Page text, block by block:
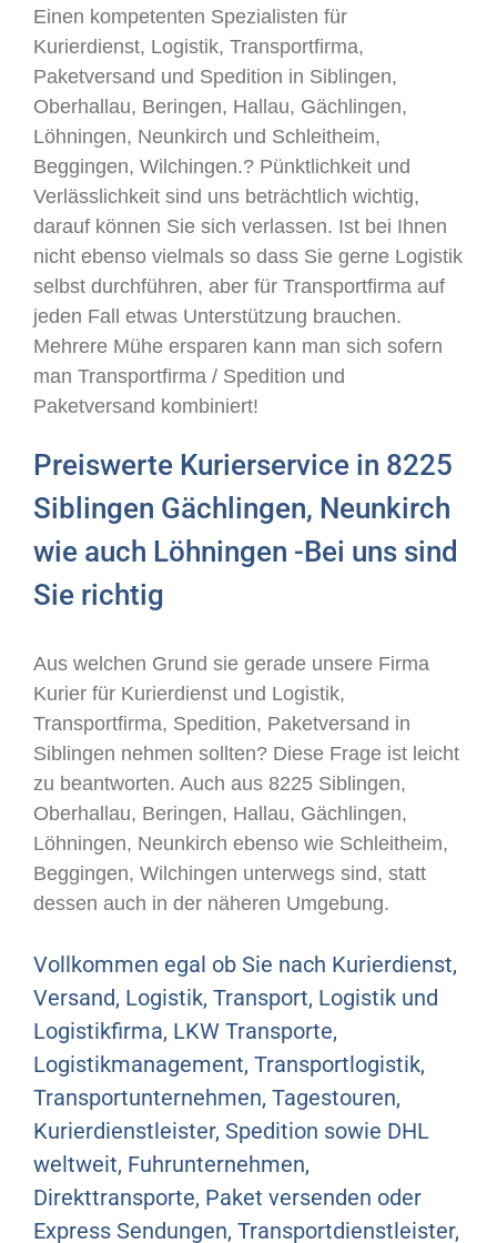
Einen kompetenten Spezialisten für
Kurierdienst, Logistik, Transportfirma,
Paketversand und Spedition in Siblingen,
Oberhallau, Beringen, Hallau, Gächlingen,
Löhningen, Neunkirch und Schleitheim,
Beggingen, Wilchingen.? Pünktlichkeit und
Verlässlichkeit sind uns beträchtlich wichtig,
darauf können Sie sich verlassen. Ist bei Ihnen
nicht ebenso vielmals so dass Sie gerne Logistik
selbst durchführen, aber für Transportfirma auf
jeden Fall etwas Unterstützung brauchen.
Mehrere Mühe ersparen kann man sich sofern
man Transportfirma / Spedition und
Paketversand kombiniert!
Preiswerte Kurierservice in 8225
Siblingen Gächlingen, Neunkirch
wie auch Löhningen -Bei uns sind
Sie richtig
Aus welchen Grund sie gerade unsere Firma
Kurier für Kurierdienst und Logistik,
Transportfirma, Spedition, Paketversand in
Siblingen nehmen sollten? Diese Frage ist leicht
zu beantworten. Auch aus 8225 Siblingen,
Oberhallau, Beringen, Hallau, Gächlingen,
Löhningen, Neunkirch ebenso wie Schleitheim,
Beggingen, Wilchingen unterwegs sind, statt
dessen auch in der näheren Umgebung.
Vollkommen egal ob Sie nach Kurierdienst,
Versand, Logistik, Transport, Logistik und
Logistikfirma, LKW Transporte,
Logistikmanagement, Transportlogistik,
Transportunternehmen, Tagestouren,
Kurierdienstleister, Spedition sowie DHL
weltweit, Fuhrunternehmen,
Direkttransporte, Paket versenden oder
Express Sendungen, Transportdienstleister,